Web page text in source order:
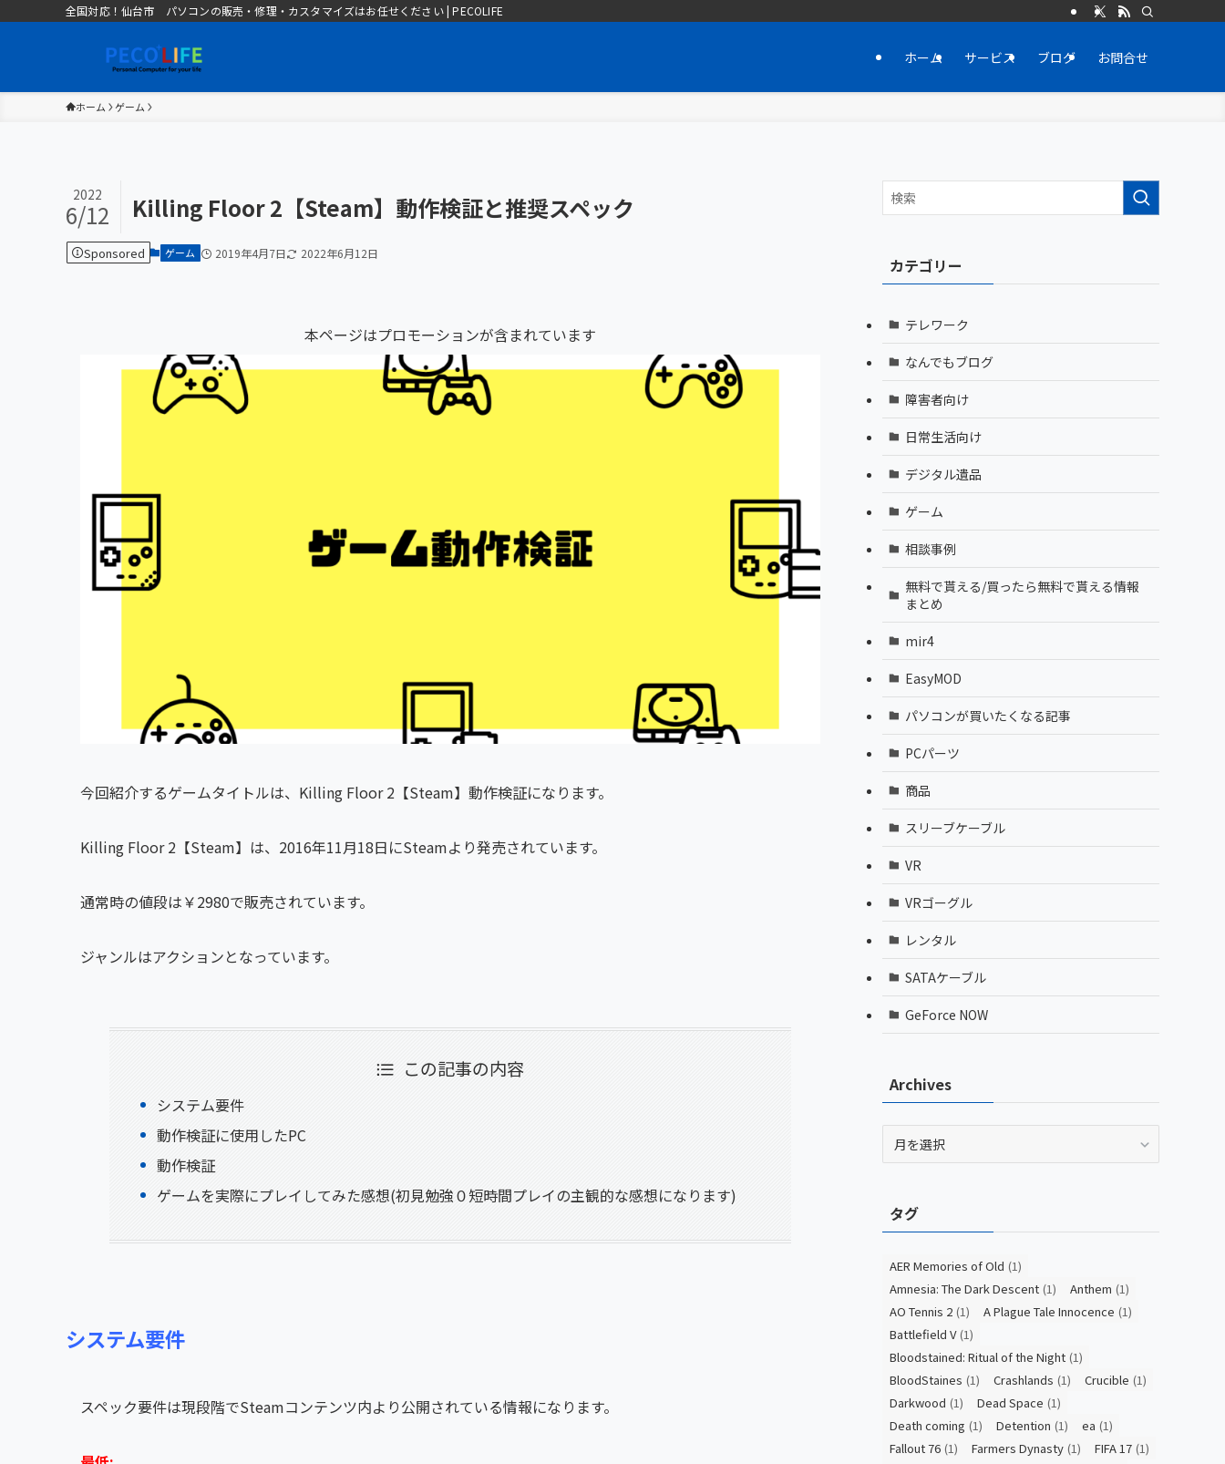
全国対応！仙台市 パソコンの販売・修理・カスタマイズはお任せください | PECOLIFE
ホーム サービス ブログ お問合せ
ホーム ゲーム
Killing Floor 2【Steam】動作検証と推奨スペック
2022
6/12
Sponsored ゲーム 2019年4月7日 2022年6月12日
本ページはプロモーションが含まれています
今回紹介するゲームタイトルは、Killing Floor 2【Steam】動作検証になります。
Killing Floor 2【Steam】は、2016年11月18日にSteamより発売されています。
通常時の値段は￥2980で販売されています。
ジャンルはアクションとなっています。
この記事の内容
システム要件
動作検証に使用したPC
動作検証
ゲームを実際にプレイしてみた感想(初見勉強０短時間プレイの主観的な感想になります)
システム要件
スペック要件は現段階でSteamコンテンツ内より公開されている情報になります。
カテゴリー
テレワーク
なんでもブログ
障害者向け
日常生活向け
デジタル遺品
ゲーム
相談事例
無料で貰える/買ったら無料で貰える情報
まとめ
mir4
EasyMOD
パソコンが買いたくなる記事
PCパーツ
商品
スリーブケーブル
VR
VRゴーグル
レンタル
SATAケーブル
GeForce NOW
Archives
タグ
AER Memories of Old (1)
Amnesia: The Dark Descent (1) Anthem (1)
AO Tennis 2 (1) A Plague Tale Innocence (1)
Battlefield V (1)
Bloodstained: Ritual of the Night (1)
BloodStaines (1) Crashlands (1) Crucible (1)
Darkwood (1) Dead Space (1)
Death coming (1) Detention (1) ea (1)
Fallout 76 (1) Farmers Dynasty (1) FIFA 17 (1)